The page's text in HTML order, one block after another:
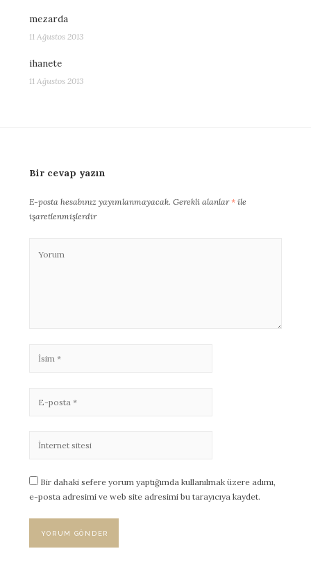
mezarda
11 Ağustos 2013
ihanete
11 Ağustos 2013
Bir cevap yazın
E-posta hesabınız yayımlanmayacak. Gerekli alanlar* ile
işaretlenmişlerdir
Bir dahaki sefere yorum yaptığımda kullanılmak üzere adımı,
e-posta adresimi ve web site adresimi bu tarayıcıya kaydet.